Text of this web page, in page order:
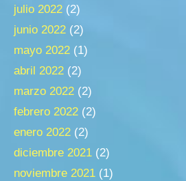
julio 2022 (2)
junio 2022 (2)
mayo 2022 (1)
abril 2022 (2)
marzo 2022 (2)
febrero 2022 (2)
enero 2022 (2)
diciembre 2021 (2)
noviembre 2021 (1)